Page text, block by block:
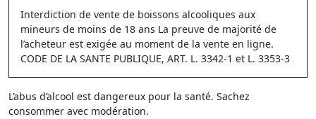
Interdiction de vente de boissons alcooliques aux
mineurs de moins de 18 ans La preuve de majorité de
l’acheteur est exigée au moment de la vente en ligne.
CODE DE LA SANTE PUBLIQUE, ART. L. 3342-1 et L. 3353-3
L’abus d’alcool est dangereux pour la santé. Sachez
consommer avec modération.